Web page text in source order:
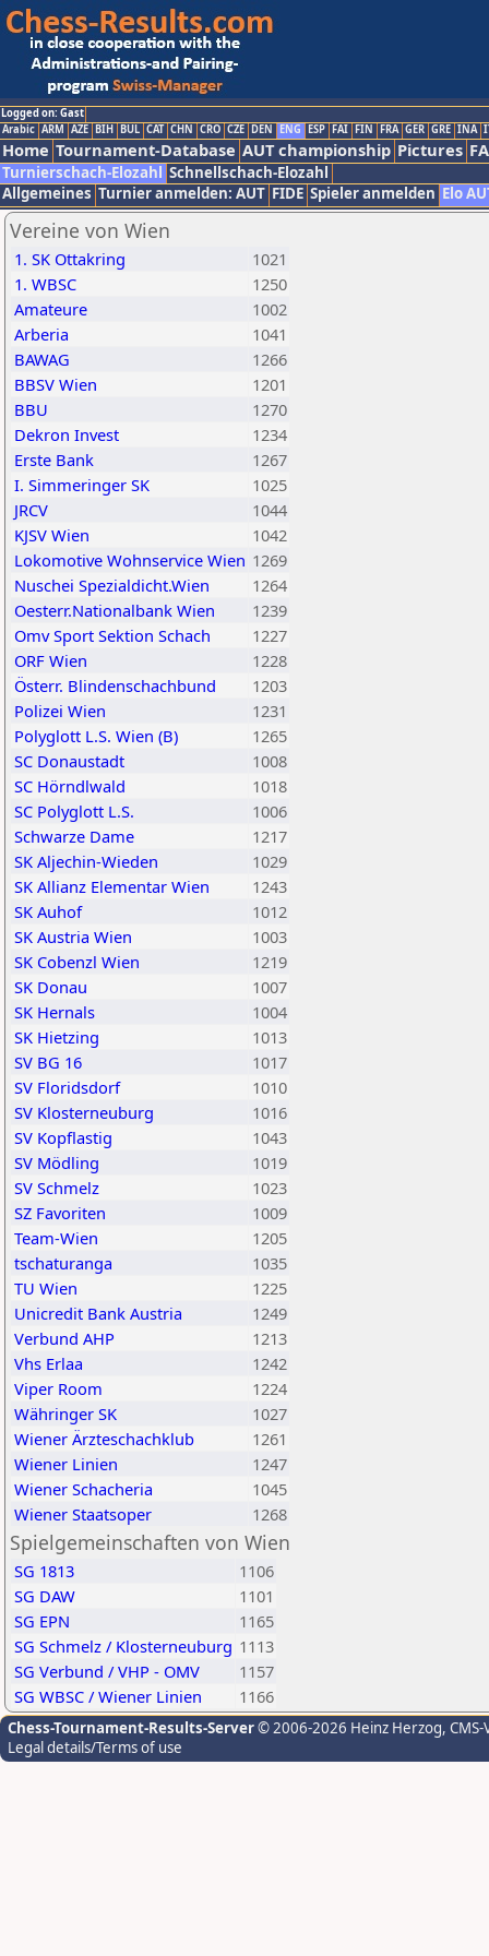
Logged on: Gast
Arabic ARM AZE BIH BUL CAT CHN CRO CZE DEN ENG ESP FAI FIN FRA GER GRE INA
Home Tournament-Database AUT championship Pictures
Turnierschach-Elozahl Schnellschach-Elozahl
Allgemeines Turnier anmelden: AUT FIDE Spieler anmelden Elo
Vereine von Wien
1. SK Ottakring
1021
1. WBSC
1250
Amateure
1002
Arberia
1041
BAWAG
1266
BBSV Wien
1201
BBU
1270
Dekron Invest
1234
Erste Bank
1267
I. Simmeringer SK
1025
JRCV
1044
KJSV Wien
1042
Lokomotive Wohnservice Wien 1269
Nuschei Spezialdicht.Wien
1264
Oesterr.Nationalbank Wien
1239
Omv Sport Sektion Schach
1227
ORF Wien
1228
Österr. Blindenschachbund
1203
Polizei Wien
1231
Polyglott L.S. Wien (B)
1265
SC Donaustadt
1008
SC Hörndlwald
1018
SC Polyglott L.S.
1006
Schwarze Dame
1217
SK Aljechin-Wieden
1029
SK Allianz Elementar Wien
1243
SK Auhof
1012
SK Austria Wien
1003
SK Cobenzl Wien
1219
SK Donau
1007
SK Hernals
1004
SK Hietzing
1013
SV BG 16
1017
SV Floridsdorf
1010
SV Klosterneuburg
1016
SV Kopflastig
1043
SV Mödling
1019
SV Schmelz
1023
SZ Favoriten
1009
Team-Wien
1205
tschaturanga
1035
TU Wien
1225
Unicredit Bank Austria
1249
Verbund AHP
1213
Vhs Erlaa
1242
Viper Room
1224
Währinger SK
1027
Wiener Ärzteschachklub
1261
Wiener Linien
1247
Wiener Schacheria
1045
Wiener Staatsoper
1268
Spielgemeinschaften von Wien
SG 1813
1106
SG DAW
1101
SG EPN
1165
SG Schmelz / Klosterneuburg 1113
SG Verbund / VHP - OMV
1157
SG WBSC / Wiener Linien
1166
Chess-Tournament-Results-Server© 2006-2026 Heinz Herzog,
Legal details/Terms of use